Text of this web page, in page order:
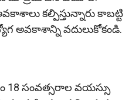
కల్పిస్తున్నారు కాబట్టి
అవకాశాన్ని వదులుకోకండి.
18 సంవత్సరాల వయస్సు